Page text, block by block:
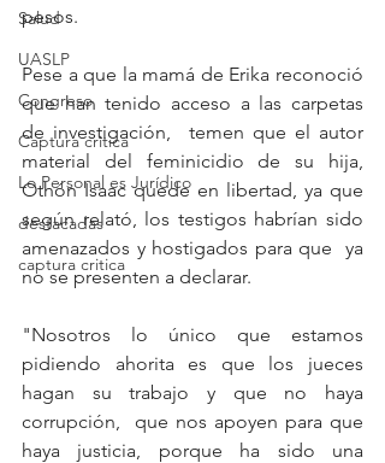
Salud
UASLP
Congreso
Captura critica
Lo Personal es Jurídico
destacadas
captura critica
pesos.
Pese a que la mamá de Erika reconoció
que han tenido acceso a las carpetas
de investigación,  temen que el autor
material del feminicidio de su hija,
Othón Isaac quede en libertad, ya que
según relató, los testigos habrían sido
amenazados y hostigados para que  ya
no se presenten a declarar.
"Nosotros lo único que estamos
pidiendo ahorita es que los jueces
hagan su trabajo y que no haya
corrupción,  que nos apoyen para que
haya justicia, porque ha sido una